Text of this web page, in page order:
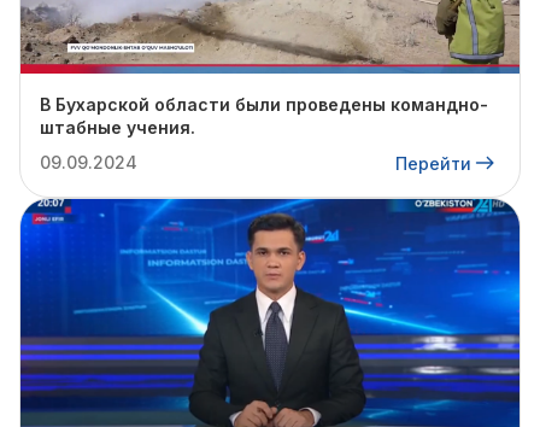
В Бухарской области были проведены командно-
штабные учения.
09.09.2024
Перейти